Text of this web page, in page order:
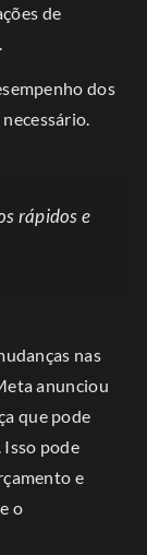
de
dos
rápidos e
nas
anunciou
que pode
Isso pode
e
o